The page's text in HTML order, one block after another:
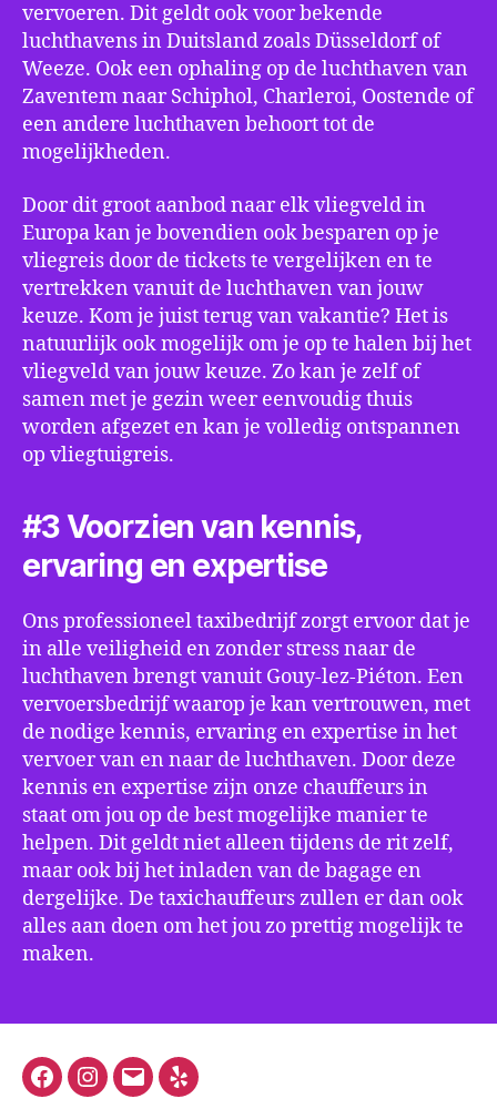
vervoeren. Dit geldt ook voor bekende
luchthavens in Duitsland zoals Düsseldorf of
Weeze. Ook een ophaling op de luchthaven van
Zaventem naar Schiphol, Charleroi, Oostende of
een andere luchthaven behoort tot de
mogelijkheden.
Door dit groot aanbod naar elk vliegveld in
Europa kan je bovendien ook besparen op je
vliegreis door de tickets te vergelijken en te
vertrekken vanuit de luchthaven van jouw
keuze. Kom je juist terug van vakantie? Het is
natuurlijk ook mogelijk om je op te halen bij het
vliegveld van jouw keuze. Zo kan je zelf of
samen met je gezin weer eenvoudig thuis
worden afgezet en kan je volledig ontspannen
op vliegtuigreis.
#3 Voorzien van kennis,
ervaring en expertise
Ons professioneel taxibedrijf zorgt ervoor dat je
in alle veiligheid en zonder stress naar de
luchthaven brengt vanuit Gouy-lez-Piéton. Een
vervoersbedrijf waarop je kan vertrouwen, met
de nodige kennis, ervaring en expertise in het
vervoer van en naar de luchthaven. Door deze
kennis en expertise zijn onze chauffeurs in
staat om jou op de best mogelijke manier te
helpen. Dit geldt niet alleen tijdens de rit zelf,
maar ook bij het inladen van de bagage en
dergelijke. De taxichauffeurs zullen er dan ook
alles aan doen om het jou zo prettig mogelijk te
maken.
FacebookInstagram
E-
Yelp